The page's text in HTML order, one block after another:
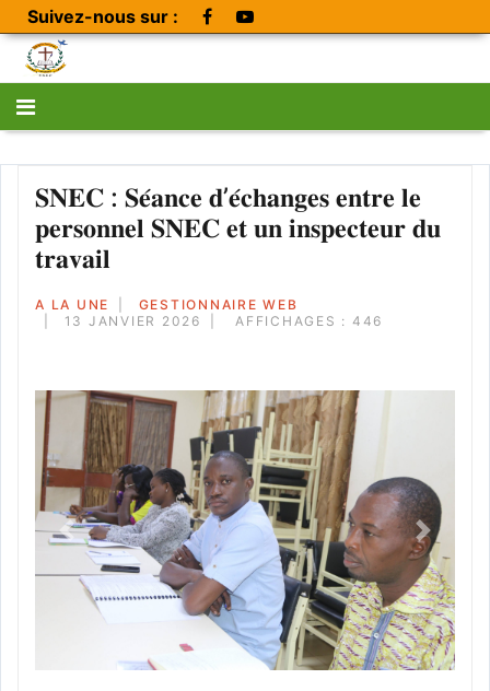
Suivez-nous sur :
𝐒𝐍𝐄𝐂 : 𝐒𝐞́𝐚𝐧𝐜𝐞 𝐝’𝐞́𝐜𝐡𝐚𝐧𝐠𝐞𝐬 𝐞𝐧𝐭𝐫𝐞 𝐥𝐞
𝐩𝐞𝐫𝐬𝐨𝐧𝐧𝐞𝐥 𝐒𝐍𝐄𝐂 𝐞𝐭 𝐮𝐧 𝐢𝐧𝐬𝐩𝐞𝐜𝐭𝐞𝐮𝐫 𝐝𝐮
𝐭𝐫𝐚𝐯𝐚𝐢𝐥
A LA UNE
GESTIONNAIRE WEB
13 JANVIER 2026
AFFICHAGES : 446
Previous Next